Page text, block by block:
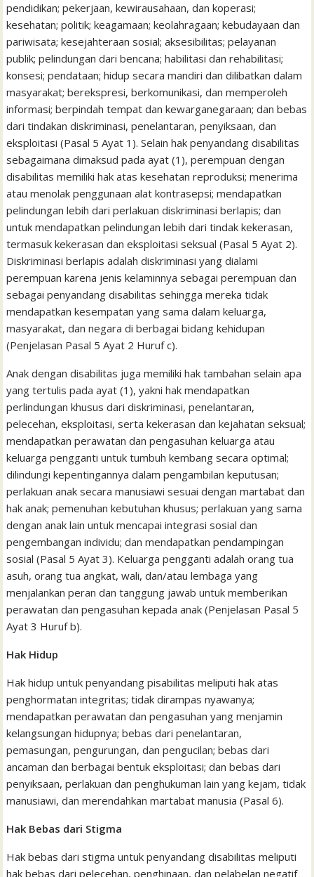
pendidikan; pekerjaan, kewirausahaan, dan koperasi;
kesehatan; politik; keagamaan; keolahragaan; kebudayaan dan
pariwisata; kesejahteraan sosial; aksesibilitas; pelayanan
publik; pelindungan dari bencana; habilitasi dan rehabilitasi;
konsesi; pendataan; hidup secara mandiri dan dilibatkan dalam
masyarakat; berekspresi, berkomunikasi, dan memperoleh
informasi; berpindah tempat dan kewarganegaraan; dan bebas
dari tindakan diskriminasi, penelantaran, penyiksaan, dan
eksploitasi (Pasal 5 Ayat 1). Selain hak penyandang disabilitas
sebagaimana dimaksud pada ayat (1), perempuan dengan
disabilitas memiliki hak atas kesehatan reproduksi; menerima
atau menolak penggunaan alat kontrasepsi; mendapatkan
pelindungan lebih dari perlakuan diskriminasi berlapis; dan
untuk mendapatkan pelindungan lebih dari tindak kekerasan,
termasuk kekerasan dan eksploitasi seksual (Pasal 5 Ayat 2).
Diskriminasi berlapis adalah diskriminasi yang dialami
perempuan karena jenis kelaminnya sebagai perempuan dan
sebagai penyandang disabilitas sehingga mereka tidak
mendapatkan kesempatan yang sama dalam keluarga,
masyarakat, dan negara di berbagai bidang kehidupan
(Penjelasan Pasal 5 Ayat 2 Huruf c).
Anak dengan disabilitas juga memiliki hak tambahan selain apa
yang tertulis pada ayat (1), yakni hak mendapatkan
perlindungan khusus dari diskriminasi, penelantaran,
pelecehan, eksploitasi, serta kekerasan dan kejahatan seksual;
mendapatkan perawatan dan pengasuhan keluarga atau
keluarga pengganti untuk tumbuh kembang secara optimal;
dilindungi kepentingannya dalam pengambilan keputusan;
perlakuan anak secara manusiawi sesuai dengan martabat dan
hak anak; pemenuhan kebutuhan khusus; perlakuan yang sama
dengan anak lain untuk mencapai integrasi sosial dan
pengembangan individu; dan mendapatkan pendampingan
sosial (Pasal 5 Ayat 3). Keluarga pengganti adalah orang tua
asuh, orang tua angkat, wali, dan/atau lembaga yang
menjalankan peran dan tanggung jawab untuk memberikan
perawatan dan pengasuhan kepada anak (Penjelasan Pasal 5
Ayat 3 Huruf b).
Hak Hidup
Hak hidup untuk penyandang pisabilitas meliputi hak atas
penghormatan integritas; tidak dirampas nyawanya;
mendapatkan perawatan dan pengasuhan yang menjamin
kelangsungan hidupnya; bebas dari penelantaran,
pemasungan, pengurungan, dan pengucilan; bebas dari
ancaman dan berbagai bentuk eksploitasi; dan bebas dari
penyiksaan, perlakuan dan penghukuman lain yang kejam, tidak
manusiawi, dan merendahkan martabat manusia (Pasal 6).
Hak Bebas dari Stigma
Hak bebas dari stigma untuk penyandang disabilitas meliputi
hak bebas dari pelecehan, penghinaan, dan pelabelan negatif